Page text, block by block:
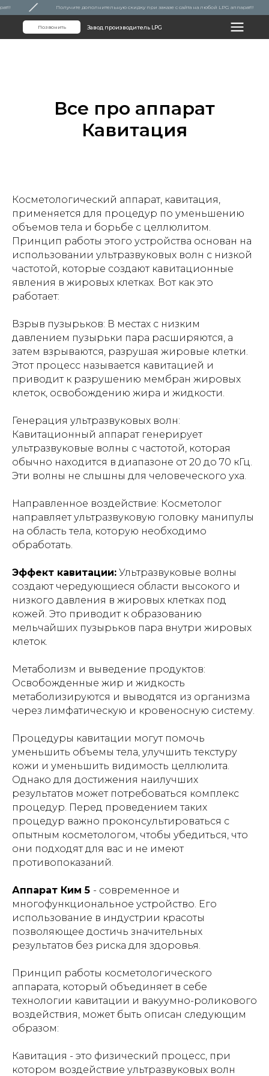
Получите дополнительную скидку при заказе с сайта на любой LPG аппарат!!!
Завод производитель LPG
Позвонить
Все про аппарат
Кавитация
Косметологический аппарат, кавитация,
применяется для процедур по уменьшению
объемов тела и борьбе с целлюлитом.
Принцип работы этого устройства основан на
использовании ультразвуковых волн с низкой
частотой, которые создают кавитационные
явления в жировых клетках. Вот как это
работает:
Взрыв пузырьков: В местах с низким
давлением пузырьки пара расширяются, а
затем взрываются, разрушая жировые клетки.
Этот процесс называется кавитацией и
приводит к разрушению мембран жировых
клеток, освобождению жира и жидкости.
Генерация ультразвуковых волн:
Кавитационный аппарат генерирует
ультразвуковые волны с частотой, которая
обычно находится в диапазоне от 20 до 70 кГц.
Эти волны не слышны для человеческого уха.
Направленное воздействие: Косметолог
направляет ультразвуковую головку манипулы
на область тела, которую необходимо
обработать.
Эффект кавитации: Ультразвуковые волны
создают чередующиеся области высокого и
низкого давления в жировых клетках под
кожей. Это приводит к образованию
мельчайших пузырьков пара внутри жировых
клеток.
Метаболизм и выведение продуктов:
Освобожденные жир и жидкость
метаболизируются и выводятся из организма
через лимфатическую и кровеносную систему.
Процедуры кавитации могут помочь
уменьшить объемы тела, улучшить текстуру
кожи и уменьшить видимость целлюлита.
Однако для достижения наилучших
результатов может потребоваться комплекс
процедур. Перед проведением таких
процедур важно проконсультироваться с
опытным косметологом, чтобы убедиться, что
они подходят для вас и не имеют
противопоказаний.
Аппарат Ким 5 - современное и
многофункциональное устройство. Его
использование в индустрии красоты
позволяющее достичь значительных
результатов без риска для здоровья.
Принцип работы косметологического
аппарата, который объединяет в себе
технологии кавитации и вакуумно-роликового
воздействия, может быть описан следующим
образом:
Кавитация - это физический процесс, при
котором воздействие ультразвуковых волн